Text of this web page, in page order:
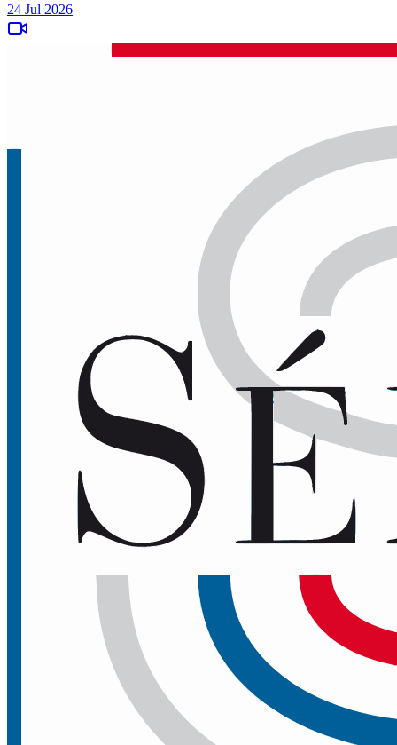
24 Jul 2026